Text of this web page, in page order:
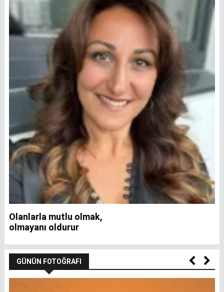
Olanlarla mutlu olmak,
olmayanı oldurur
GÜNÜN FOTOĞRAFI